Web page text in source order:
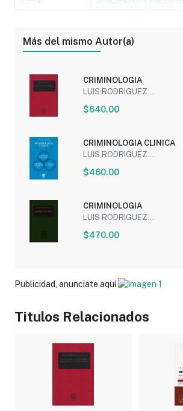
Más del mismo Autor(a)
CRIMINOLOGIA
LUIS RODRIGUEZ...
$640.00
CRIMINOLOGIA CLINICA
LUIS RODRIGUEZ...
$460.00
CRIMINOLOGIA
LUIS RODRIGUEZ...
$470.00
Publicidad, anunciate aquí
Titulos Relacionados